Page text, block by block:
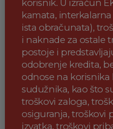
korisnik. U izračun
kamata,
ista obračunata),
i naknade za ostale
postoje i
odobrenje kredita,
odnose na korisnika
sudužnika, kao što
troškovi zaloga,
osiguranja, troškovi
izvatka, troškovi